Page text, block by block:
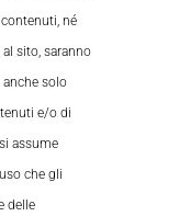
né
sito, saranno
solo
e/o di
assume
che gli
delle